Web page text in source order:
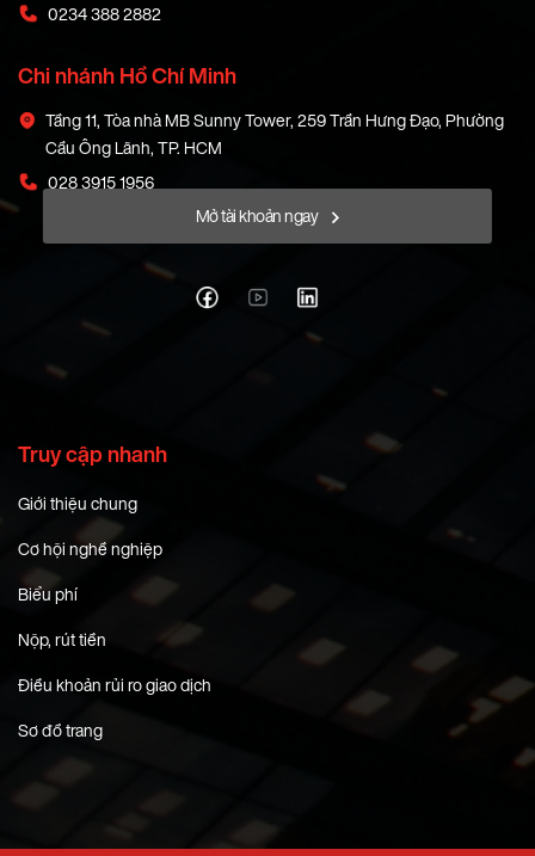
Mở tài khoản ngay
0234 388 2882
Chi nhánh Hồ Chí Minh
Tầng 11, Tòa nhà MB Sunny Tower, 259 Trần Hưng Đạo, Phường
Cầu Ông Lãnh, TP. HCM
028 3915 1956
Truy cập nhanh
Giới thiệu chung
Cơ hội nghề nghiệp
Biểu phí
Nộp, rút tiền
Điều khoản rủi ro giao dịch
Sơ đồ trang